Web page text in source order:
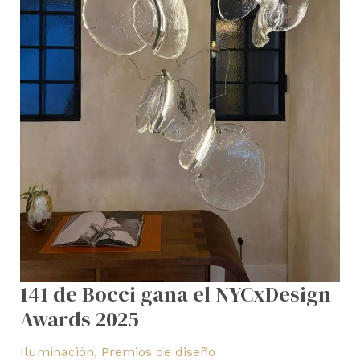
141 de Bocci gana el NYCxDesign
Awards 2025
Iluminación, Premios de diseño